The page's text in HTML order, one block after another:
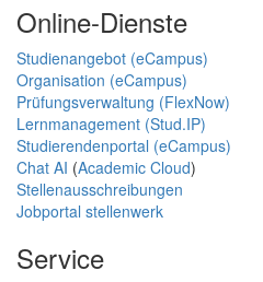
Online-Dienste
Studienangebot (eCampus)
Organisation (eCampus)
Prüfungsverwaltung (FlexNow)
Lernmanagement (Stud.IP)
Studierendenportal (eCampus)
Chat AI (Academic Cloud)
Stellenausschreibungen
Jobportal stellenwerk
Service